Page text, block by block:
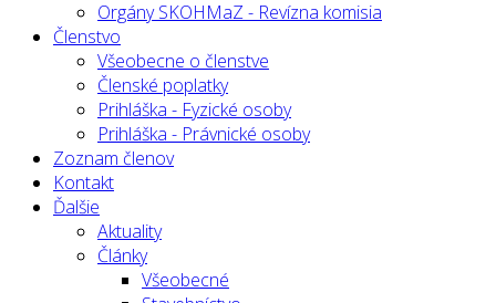
Orgány SKOHMaZ - Revízna komisia
Členstvo
Všeobecne o členstve
Členské poplatky
Prihláška - Fyzické osoby
Prihláška - Právnické osoby
Zoznam členov
Kontakt
Ďalšie
Aktuality
Články
Všeobecné